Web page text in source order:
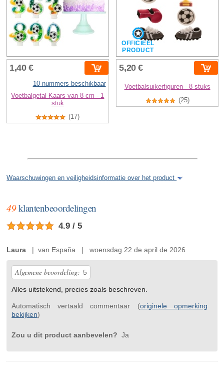
1,40 €
10 nummers beschikbaar
Voetbalgetal Kaars van 8 cm - 1
stuk
(17)
OFFICIEEL
PRODUCT
5,20 €
Voetbalsuikerfiguren - 8 stuks
(25)
Waarschuwingen en veiligheidsinformatie over het product
49klantenbeoordelingen
4.9 / 5
Laura | van España | woensdag 22 de april de 2026
Algemene beoordeling: 5
Alles uitstekend, precies zoals beschreven.
Automatisch vertaald commentaar (originele opmerking
bekijken)
Zou u dit product aanbevelen? Ja